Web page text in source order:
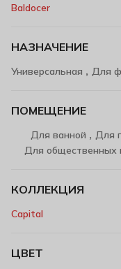
Baldocer
НАЗНАЧЕНИЕ
Универсальная , Для
ПОМЕЩЕНИЕ
Для ванной , Для
Для общественных
КОЛЛЕКЦИЯ
Capital
ЦВЕТ